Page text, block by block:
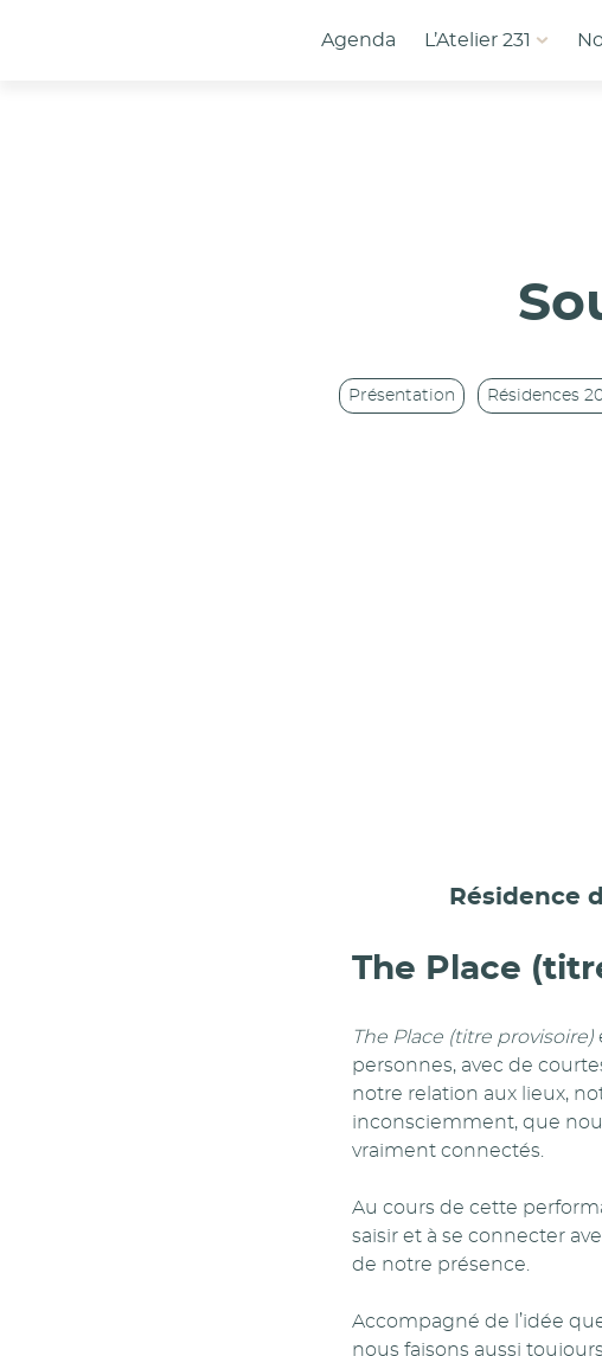
Agenda L’Atelier 231
Présentation Résidences
Résidence
The Place
The Place (titre provisoire)
personnes, avec de
notre relation aux lieux,
inconsciemment, que
vraiment connectés.
Au cours de cette
saisir et à se connecter
de notre présence.
Accompagné de l’idée
nous faisons aussi